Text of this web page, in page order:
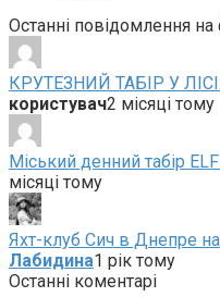
Останні повідомлення
КРУТЕЗНИЙ ТАБІР У
користувач2 місяці тому
Міський денний табір
місяці тому
Яхт-клуб Сич в Днепре
Лабидина1 рік тому
Останні коментарі